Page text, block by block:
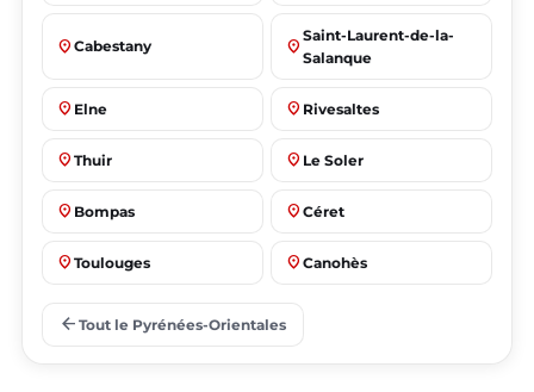
place Cabestany place
Saint-Laurent-de-la-
Salanque
place Elne place Rivesaltes
place Thuir place Le Soler
place Bompas place Céret
place Toulouges place Canohès
place
arrow_back Tout le Pyrénées-Orientales